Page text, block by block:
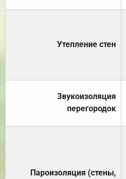
Утепление стен
Звукоизоляция
перегородок
Пароизоляция (стены,